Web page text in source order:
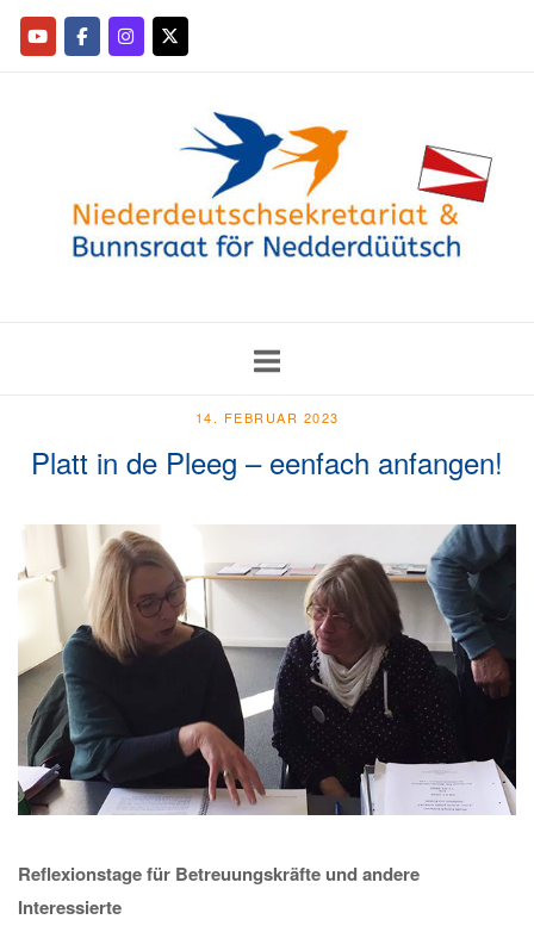
14. FEBRUAR 2023
Platt in de Pleeg – eenfach anfangen!
Reflexionstage für Betreuungskräfte und andere
Interessierte